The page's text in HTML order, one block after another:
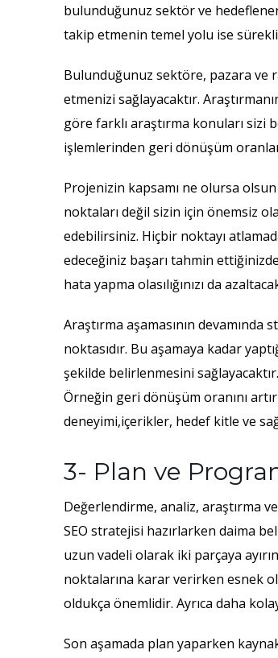
bulunduğunuz sektör ve
takip etmenin temel yolu ise sürekli
Bulunduğunuz sektöre, pazara ve
etmenizi sağlayacaktır.
göre farklı araştırma konuları sizi
işlemlerinden geri dönüşüm
Projenizin kapsamı ne olursa
noktaları değil sizin için önemsiz
edebilirsiniz. Hiçbir noktayı
edeceğiniz başarı tahmin
hata yapma olasılığınızı da
Araştırma aşamasının
noktasıdır. Bu aşamaya kadar
şekilde belirlenmesini
Örneğin geri dönüşüm oranını
deneyimi,içerikler, hedef kitle ve
3- Plan ve
Değerlendirme, analiz, araştırma
SEO stratejisi hazırlarken daima
uzun vadeli olarak iki parçaya
noktalarına karar verirken esnek
oldukça önemlidir. Ayrıca daha
Son aşamada plan yaparken